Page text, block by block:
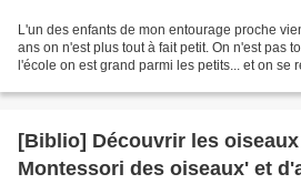
L'un des enfants de mon entourage proche
ans on n'est plus tout à fait petit. On n'est pas
l'école on est grand parmi les petits... et on se
[Biblio] Découvrir les
Montessori des oiseaux' et